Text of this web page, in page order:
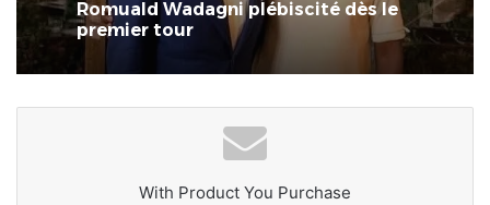
14 avril 2026
Élection présidentielle au Bénin :
Romuald Wadagni plébiscité dès le
premier tour
consciences : le devoir de rompre
avec la culture du naufrage
With Product You Purchase